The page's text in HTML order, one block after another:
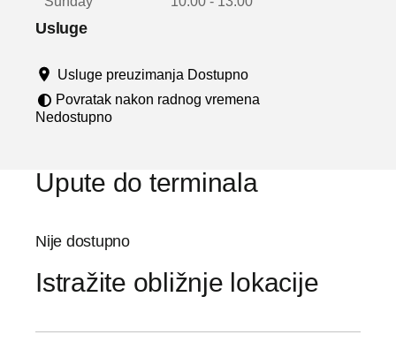
u
Usluge
Usluge preuzimanja Dostupno
Povratak nakon radnog vremena
Nedostupno
Upute do terminala
Nije dostupno
Istražite obližnje lokacije